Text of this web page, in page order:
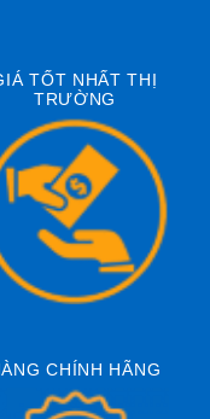
TỐT NHẤT THỊ
TRƯỜNG
CHÍNH HÃNG